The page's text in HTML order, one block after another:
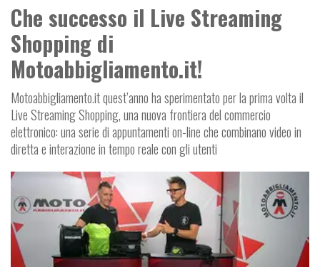
Che successo il Live Streaming
Shopping di
Motoabbigliamento.it!
Motoabbigliamento.it quest’anno ha sperimentato per la prima volta il
Live Streaming Shopping, una nuova frontiera del commercio
elettronico: una serie di appuntamenti on-line che combinano video in
diretta e interazione in tempo reale con gli utenti